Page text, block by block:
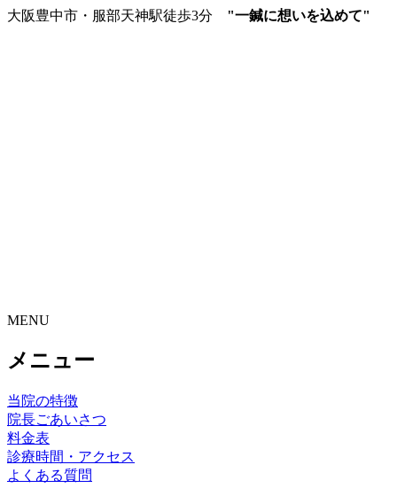
大阪豊中市・服部天神駅徒歩3分 "一鍼に想いを込めて"
MENU
メニュー
当院の特徴
院長ごあいさつ
料金表
診療時間・アクセス
よくある質問